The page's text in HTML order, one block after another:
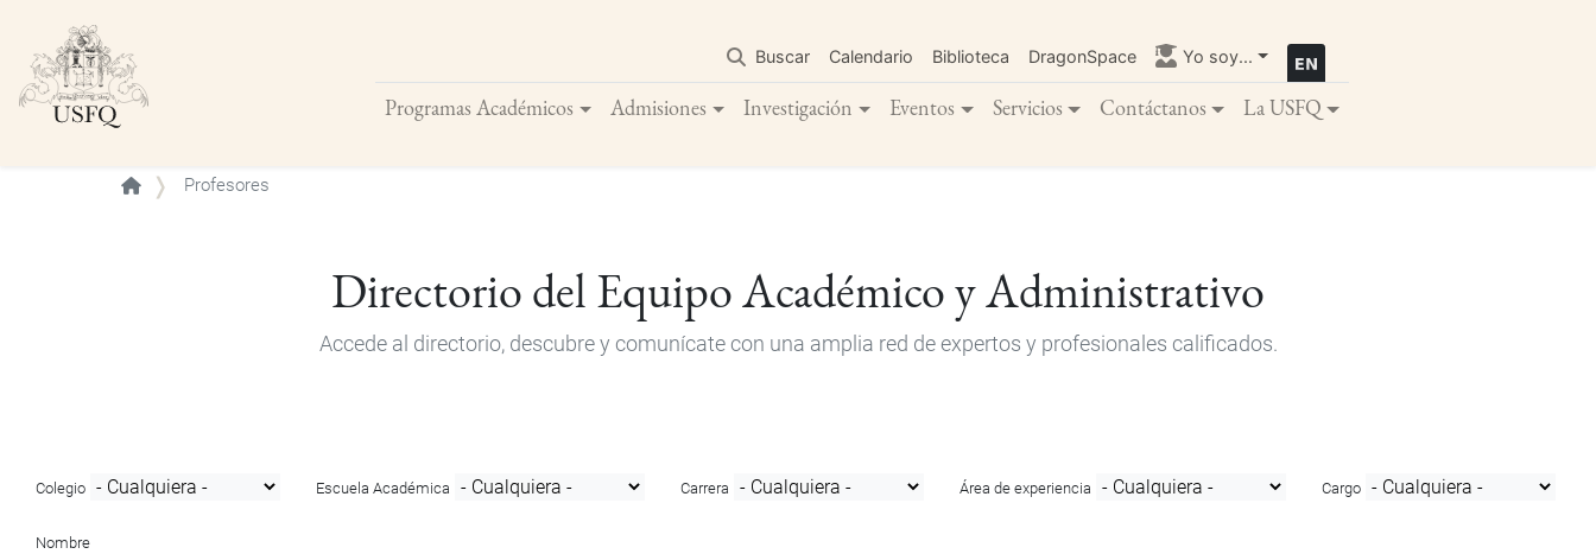
contenido
principal
Buscar Calendario Biblioteca DragonSpace Yo soy...
Programas Académicos Admisiones Investigación Eventos Servicios Contáctanos La USFQ
Buscar
Profesores
Directorio del Equipo Académico y Administrativo
Accede al directorio, descubre y comunícate con una amplia red de expertos y profesionales calificados.
Colegio Escuela Académica Carrera Área de experiencia Cargo
Nombre